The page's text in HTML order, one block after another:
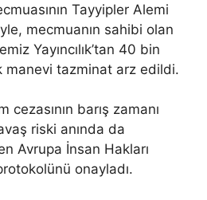
Tayyipler Alemi
mecmuanın sahibi olan
Yayıncılık’tan 40 bin
manevi tazminat arz edildi.
barış zamanı
riski anında da
Avrupa İnsan Hakları
onayladı.